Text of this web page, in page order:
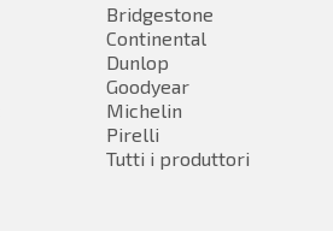
Bridgestone
Continental
Dunlop
Goodyear
Michelin
Pirelli
Tutti i produttori